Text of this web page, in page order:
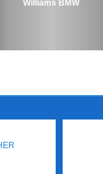
Williams BMW